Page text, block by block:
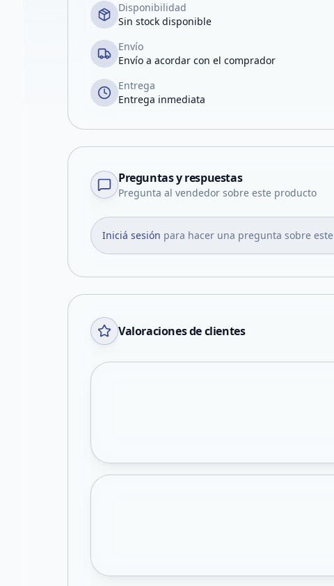
Disponibilidad
Sin stock disponible
Envío
Envío a acordar con el comprador
Entrega
Entrega inmediata
Preguntas y respuestas
Pregunta al vendedor sobre este producto
Iniciá sesión para hacer una pregunta sobre
Valoraciones de clientes